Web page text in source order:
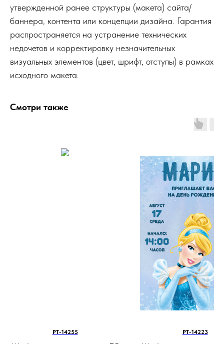
утвержденной ранее структуры (макета) сайта/
баннера, контента или концепции дизайна. Гарантия
распространяется на устранение технических
недочетов и корректировку незначительных
визуальных элементов (цвет, шрифт, отступы) в рамках
исходного макета.
Смотри также
PT-14255 PT-14223